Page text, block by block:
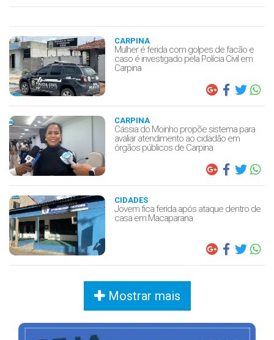
CARPINA
Mulher é ferida com golpes de facão e
caso é investigado pela Polícia Civil em
Carpina
CARPINA
Cássia do Moinho propõe sistema para
avaliar atendimento ao cidadão em
órgãos públicos de Carpina
CIDADES
Jovem fica ferida após ataque dentro de
casa em Macaparana
Mostrar mais